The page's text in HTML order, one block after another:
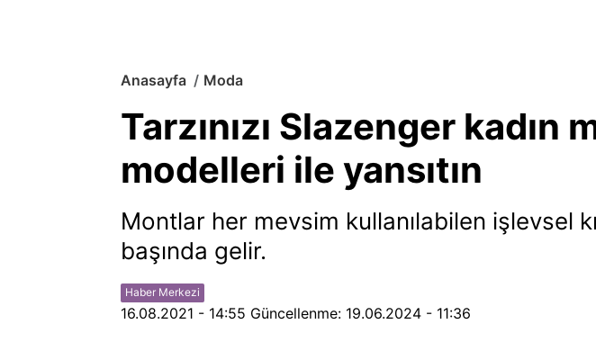
Anasayfa Moda
Tarzınızı Slazenger kadın
modelleri ile yansıtın
Montlar her mevsim kullanılabilen işlevsel
başında gelir.
Haber Merkezi
16.08.2021 - 14:55 Güncellenme: 19.06.2024 - 11:36